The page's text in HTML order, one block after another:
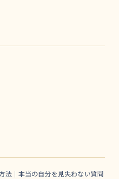
法｜本当の自分を見失わない質問